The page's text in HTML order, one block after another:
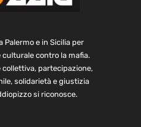
Palermo e in Sicilia per
contro la mafia.
partecipazione,
solidarietà e giustizia
si riconosce.